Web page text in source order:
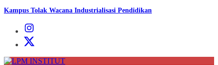
Kampus Tolak Wacana Industrialisasi Pendidikan
Instagram
Institut
X
Institut
LPM